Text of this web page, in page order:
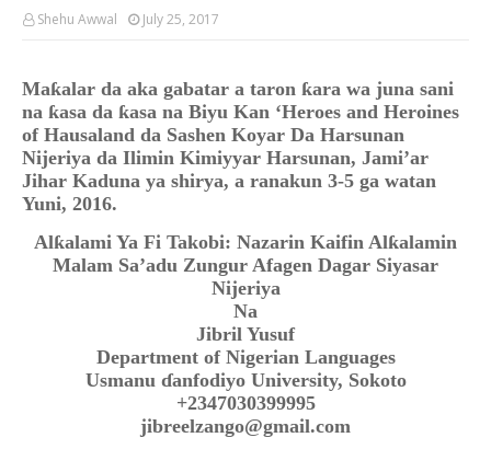
Shehu Awwal July 25, 2017
Maƙalar da aka gabatar a taron ƙara wa juna sani
na ƙasa da ƙasa na Biyu Kan ‘Heroes and Heroines
of Hausaland da Sashen Koyar Da Harsunan
Nijeriya da Ilimin Kimiyyar Harsunan, Jami’ar
Jihar Kaduna ya shirya, a ranakun 3-5 ga watan
Yuni, 2016.
Alƙalami Ya Fi Takobi: Nazarin Kaifin Alƙalamin
Malam Sa’adu Zungur Afagen Dagar Siyasar
Nijeriya
Na
Jibril Yusuf
Department of Nigerian Languages
Usmanu ɗanfodiyo University, Sokoto
+2347030399995
jibreelzango@gmail.com